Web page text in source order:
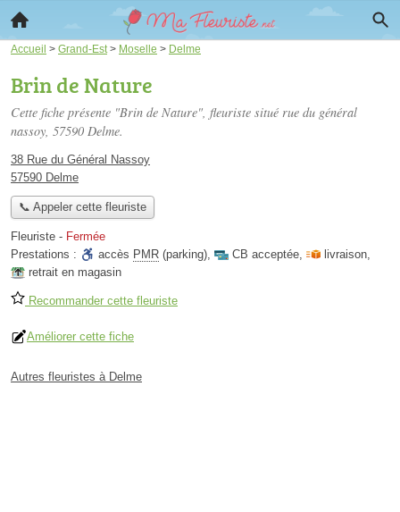
Accueil > Grand-Est > Moselle > Delme
Brin de Nature
Cette fiche présente "Brin de Nature", fleuriste situé rue du général
nassoy, 57590 Delme.
38 Rue du Général Nassoy
57590 Delme
📞 Appeler cette fleuriste
Fleuriste - Fermée
Prestations :
accès PMR (parking), CB acceptée, livraison,
retrait en magasin
Recommander cette fleuriste
Améliorer cette fiche
Autres fleuristes à Delme